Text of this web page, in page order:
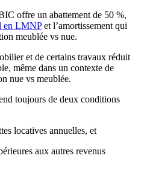
offre un abattement de 50 %,
en LMNPet l’amortissement qui
meublée vs nue.
et de certains travaux réduit
même dans un contexte de
nue vs meublée.
toujours de deux conditions
locatives annuelles, et
aux autres revenus